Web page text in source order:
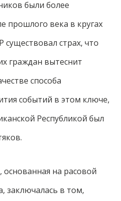
были более
прошлого века в кругах
страх, что
граждан вытеснит
способа
событий в этом ключе,
Республикой был
на расовой
заключалась в том,